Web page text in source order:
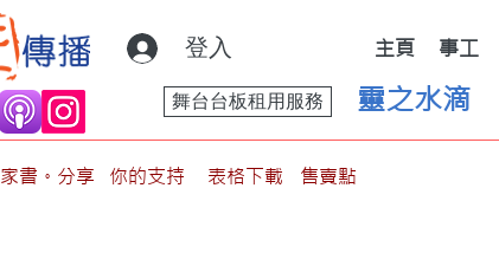
登入 主頁 事工
靈之水滴
舞台台板租用服務
家書。分享 你的支持 表格下載 售賣點